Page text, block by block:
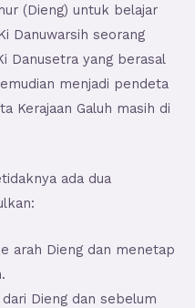
(Dieng) untuk belajar
Danuwarsih seorang
Danusetra yang berasal
menjadi pendeta
Kerajaan Galuh masih di
ada dua
arah Dieng dan menetap
Dieng dan sebelum